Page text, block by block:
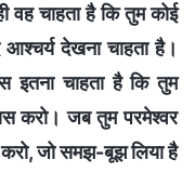
वह चाहता है कि तुम कोई
देखना चाहता है।
इतना चाहता है कि तुम
करो। जब तुम परमेश्वर
जो समझ-बूझ लिया है